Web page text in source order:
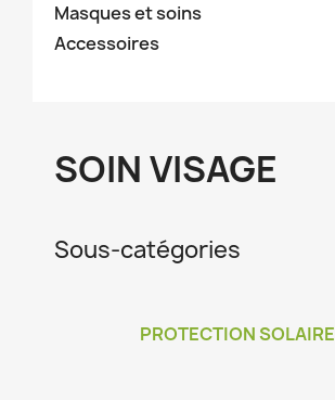
Masques et soins
Accessoires
SOIN VISAGE
Sous-catégories
PROTECTION SOLAIRE